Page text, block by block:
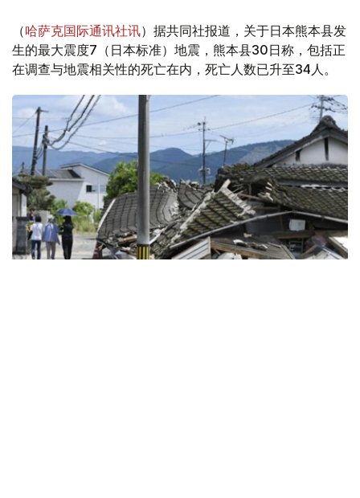
（哈萨克国际通讯社讯）据共同社报道，关于日本熊本县发
生的最大震度7（日本标准）地震，熊本县30日称，包括正
在调查与地震相关性的死亡在内，死亡人数已升至34人。